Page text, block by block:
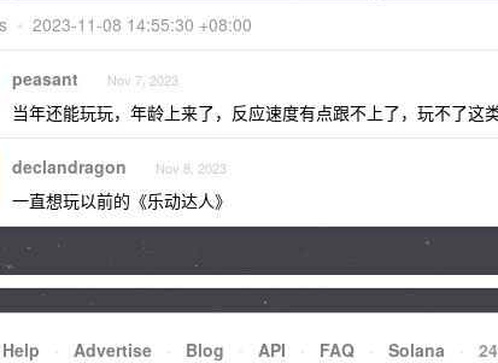
• 2023-11-08 14:55:30 +08:00
peasant Nov 7, 2023
当年还能玩玩，年龄上来了，反应速度有点跟不上了，玩不了这
declandragon Nov 8, 2023
一直想玩以前的《乐动达人》
Help · Advertise · Blog · API · FAQ · Solana ·